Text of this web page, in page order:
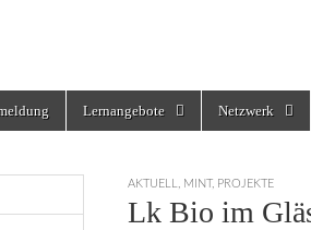
Lernangebote Netzwerk
AKTUELL MINT, PROJEKTE
Lk Bio im